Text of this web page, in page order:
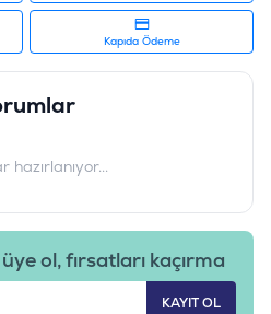
Kapıda Ödeme
hazırlanıyor...
ol, fırsatları kaçırma
KAYIT OL